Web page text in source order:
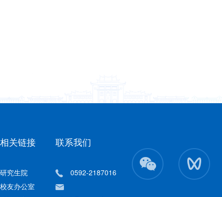
相关链接
研究生院
校友办公室
联系我们
0592-2187016